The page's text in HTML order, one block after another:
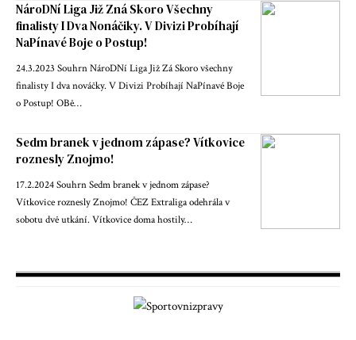
NároDNí Liga Již Zná Skoro Všechny
finalisty I Dva Nonáčiky. V Divizi Probíhají
NaPínavé Boje o Postup!
24.3.2023 Souhrn NároDNí Liga Již Zá Skoro všechny
finalisty I dva nováčky. V Divizi Probíhají NaPínavé Boje
o Postup! OBě…
Sedm branek v jednom zápase? Vítkovice
roznesly Znojmo!
17.2.2024 Souhrn Sedm branek v jednom zápase?
Vítkovice roznesly Znojmo! ČEZ Extraliga odehrála v
sobotu dvě utkání. Vítkovice doma hostily…